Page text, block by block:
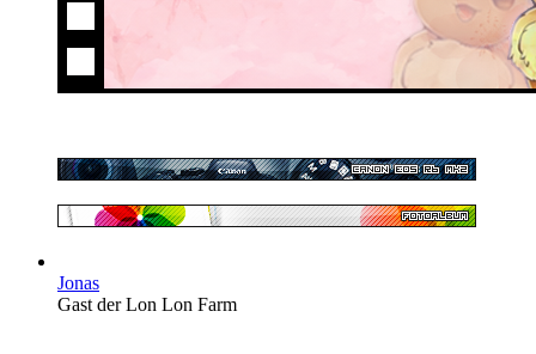
Jonas
Gast der Lon Lon Farm